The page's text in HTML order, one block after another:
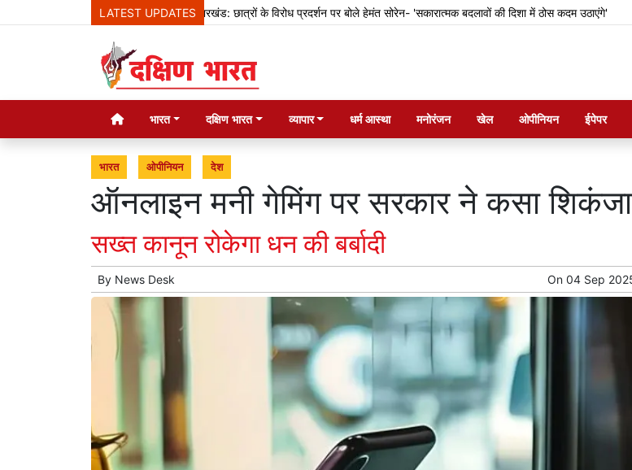
LATEST UPDATESझारखंड: छात्रों के विरोध प्रदर्शन पर बोले हेमंत सोरेन- 'सकारात्मक बदलावों की दिशा में ठोस कदम उठाएंगे' केरल में
भारत दक्षिण भारत व्यापार धर्म आस्था मनोरंजन खेल ओपीनियन ईपेपर
भारत ओपीनियन देश
ऑनलाइन मनी गेमिंग पर सरकार ने कसा शिकंजा
सख्त कानून रोकेगा धन की बर्बादी
By News Desk On 04 Sep